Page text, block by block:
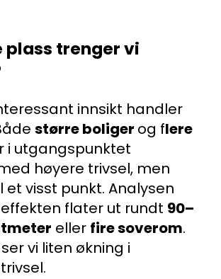
plass trenger vi
innsikt handler
større boliger og flere
i utgangspunktet
høyere trivsel, men
et visst punkt. Analysen
flater ut rundt 90–
eller fire soverom.
vi liten økning i